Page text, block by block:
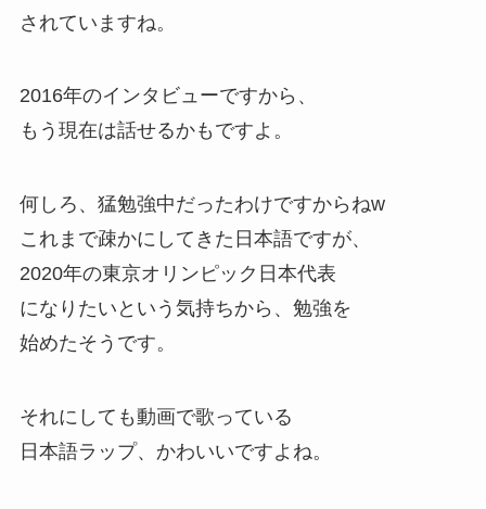
されていますね。
2016年のインタビューですから、
もう現在は話せるかもですよ。
何しろ、猛勉強中だったわけですからねw
これまで疎かにしてきた日本語ですが、
2020年の東京オリンピック日本代表
になりたいという気持ちから、勉強を
始めたそうです。
それにしても動画で歌っている
日本語ラップ、かわいいですよね。